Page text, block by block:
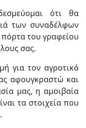
ότι θα
των συναδέλφων
πόρτα του γραφείου
σας.
για τον αγροτικό
αφουγκραστώ και
μας, η αμοιβαία
τα στοιχεία που